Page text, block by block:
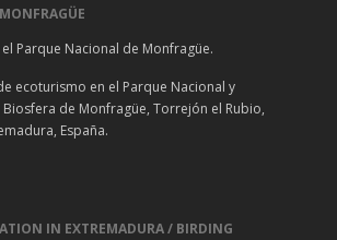
Parque Nacional de Monfragüe.
ecoturismo en el Parque Nacional y
Biosfera de Monfragüe, Torrejón el Rubio,
España.
IN EXTREMADURA / BIRDING